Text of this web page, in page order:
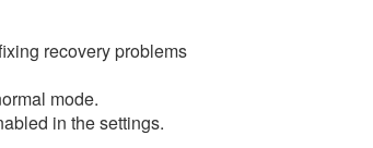
recovery problems
mode.
in the settings.